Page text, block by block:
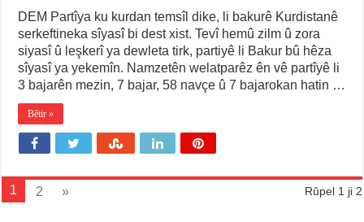
DEM Partîya ku kurdan temsîl dike, li bakurê Kurdistanê
serkeftineka sîyasî bi dest xist. Tevî hemû zilm û zora
siyasî û leşkerî ya dewleta tirk, partiyê li Bakur bû hêza
sîyasî ya yekemîn. Namzetên welatparêz ên vê partîyê li
3 bajarên mezin, 7 bajar, 58 navçe û 7 bajarokan hatin …
Bêtir »
Rûpel 1 ji 2
1 2 »